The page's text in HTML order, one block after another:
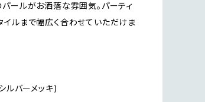
ールがお洒落な雰囲気。パーティ
イルまで幅広く合わせていただけま
ルバーメッキ)